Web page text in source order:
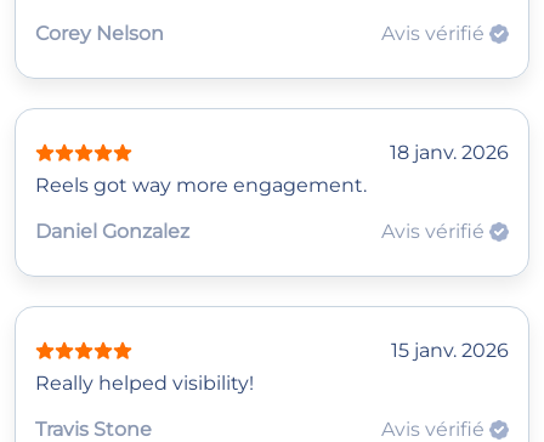
Corey Nelson
Avis vérifié
18 janv. 2026
Reels got way more engagement.
Daniel Gonzalez
Avis vérifié
15 janv. 2026
Really helped visibility!
Travis Stone
Avis vérifié